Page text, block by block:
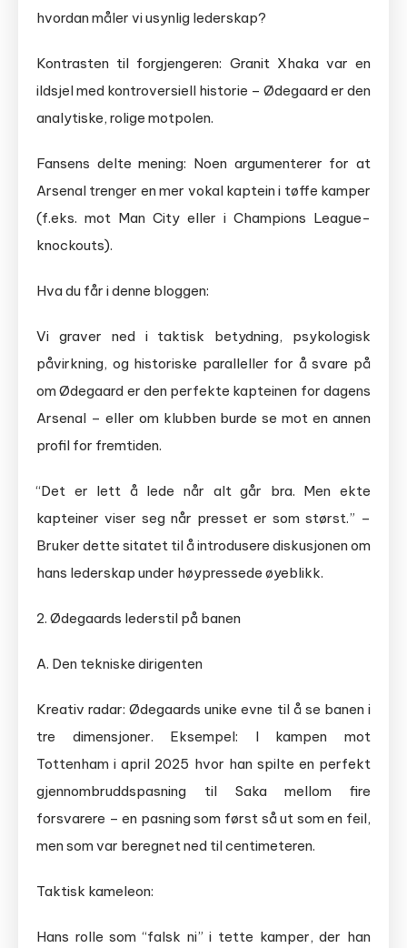
hvordan måler vi usynlig lederskap?
Kontrasten til forgjengeren: Granit Xhaka var en
ildsjel med kontroversiell historie – Ødegaard er den
analytiske, rolige motpolen.
Fansens delte mening: Noen argumenterer for at
Arsenal trenger en mer vokal kaptein i tøffe kamper
(f.eks. mot Man City eller i Champions League-
knockouts).
Hva du får i denne bloggen:
Vi graver ned i taktisk betydning, psykologisk
påvirkning, og historiske paralleller for å svare på
om Ødegaard er den perfekte kapteinen for dagens
Arsenal – eller om klubben burde se mot en annen
profil for fremtiden.
“Det er lett å lede når alt går bra. Men ekte
kapteiner viser seg når presset er som størst.” –
Bruker dette sitatet til å introdusere diskusjonen om
hans lederskap under høypressede øyeblikk.
2. Ødegaards lederstil på banen
A. Den tekniske dirigenten
Kreativ radar: Ødegaards unike evne til å se banen i
tre dimensjoner. Eksempel: I kampen mot
Tottenham i april 2025 hvor han spilte en perfekt
gjennombruddspasning til Saka mellom fire
forsvarere – en pasning som først så ut som en feil,
men som var beregnet ned til centimeteren.
Taktisk kameleon:
Hans rolle som “falsk ni” i tette kamper, der han